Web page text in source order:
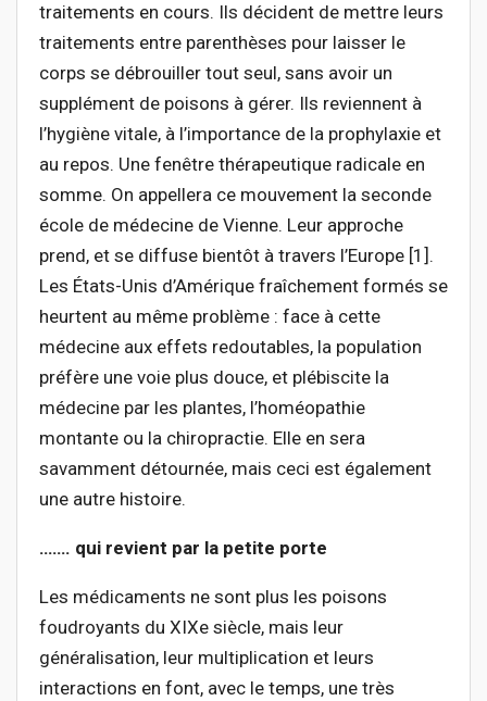
traitements en cours. Ils décident de mettre leurs
traitements entre parenthèses pour laisser le
corps se débrouiller tout seul, sans avoir un
supplément de poisons à gérer. Ils reviennent à
l’hygiène vitale, à l’importance de la prophylaxie et
au repos. Une fenêtre thérapeutique radicale en
somme. On appellera ce mouvement la seconde
école de médecine de Vienne. Leur approche
prend, et se diffuse bientôt à travers l’Europe [1].
Les États-Unis d’Amérique fraîchement formés se
heurtent au même problème : face à cette
médecine aux effets redoutables, la population
préfère une voie plus douce, et plébiscite la
médecine par les plantes, l’homéopathie
montante ou la chiropractie. Elle en sera
savamment détournée, mais ceci est également
une autre histoire.
……. qui revient par la petite porte
Les médicaments ne sont plus les poisons
foudroyants du XIXe siècle, mais leur
généralisation, leur multiplication et leurs
interactions en font, avec le temps, une très